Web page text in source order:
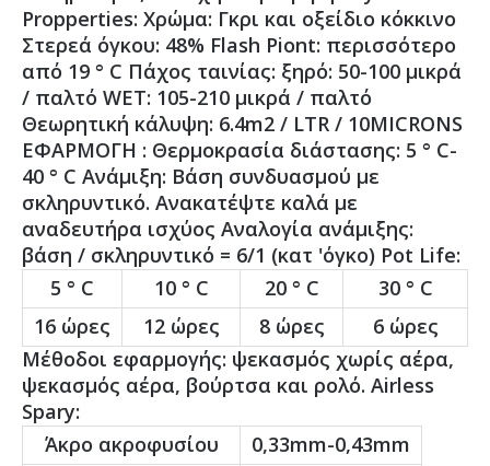
Propperties: Χρώμα: Γκρι και οξείδιο κόκκινο
Στερεά όγκου: 48% Flash Piont: περισσότερο
από 19 ° C Πάχος ταινίας: ξηρό: 50-100 μικρά
/ παλτό WET: 105-210 μικρά / παλτό
Θεωρητική κάλυψη: 6.4m2 / LTR / 10MICRONS
ΕΦΑΡΜΟΓΗ : Θερμοκρασία διάστασης: 5 ° C-
40 ° C Ανάμιξη: Βάση συνδυασμού με
σκληρυντικό. Ανακατέψτε καλά με
αναδευτήρα ισχύος Αναλογία ανάμιξης:
βάση / σκληρυντικό = 6/1 (κατ 'όγκο) Pot Life:
5 ° C
10 ° C 20 ° C
30 ° C
16 ώρες
12 ώρες 8 ώρες
6 ώρες
Μέθοδοι εφαρμογής: ψεκασμός χωρίς αέρα,
ψεκασμός αέρα, βούρτσα και ρολό. Airless
Spary:
Άκρο ακροφυσίου
0,33mm-0,43mm